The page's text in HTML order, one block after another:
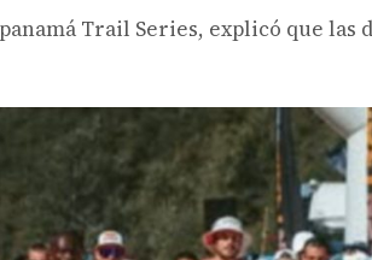
Trail Series, explicó que